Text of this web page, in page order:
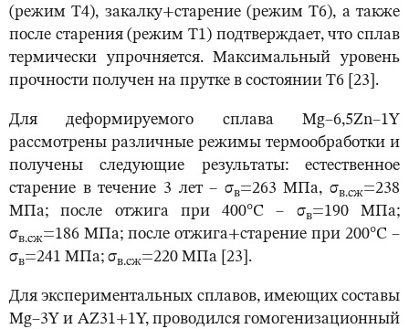
(режим Т4), закалку+старение (режим Т6), а также
после старения (режим Т1) подтверждает, что сплав
термически упрочняется. Максимальный уровень
прочности получен на прутке в состоянии Т6 [23].
Для деформируемого сплава Mg–6,5Zn–1Y
рассмотрены различные режимы термообработки и
получены следующие результаты: естественное
старение в течение 3 лет – σв=263 МПа, σв.сж=238
МПа; после отжига при 400°С – σв=190 МПа;
σв.сж=186 МПа; после отжига+старение при 200°С –
σв=241 МПа; σв.сж=220 МПа [23].
Для экспериментальных сплавов, имеющих составы
Mg–3Y и AZ31+1Y, проводился гомогенизационный